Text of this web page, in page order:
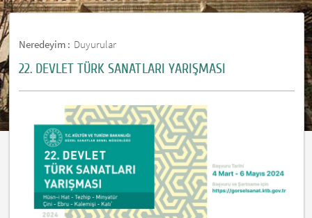
Neredeyim : Duyurular
22. DEVLET TÜRK SANATLARI YARIŞMASI